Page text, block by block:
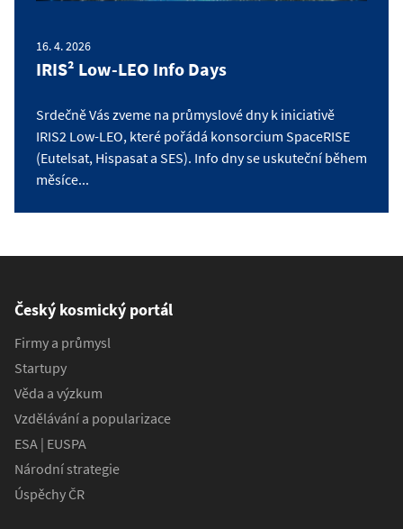
16. 4. 2026
IRIS² Low-LEO Info Days
Srdečně Vás zveme na průmyslové dny k iniciativě
IRIS2 Low-LEO, které pořádá konsorcium SpaceRISE
(Eutelsat, Hispasat a SES). Info dny se uskuteční během
měsíce...
Český kosmický portál
Firmy a průmysl
Startupy
Věda a výzkum
Vzdělávání a popularizace
ESA | EUSPA
Národní strategie
Úspěchy ČR